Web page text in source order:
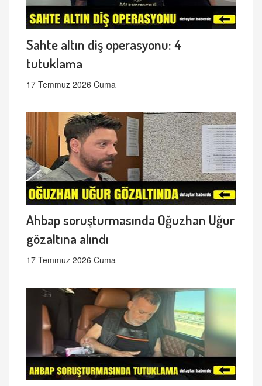
Sahte altın diş operasyonu: 4
tutuklama
17 Temmuz 2026 Cuma
Ahbap soruşturmasında Oğuzhan Uğur
gözaltına alındı
17 Temmuz 2026 Cuma